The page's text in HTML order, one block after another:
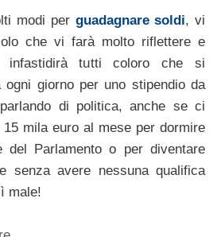
modi per guadagnare soldi, vi
che vi farà molto riflettere e
infastidirà tutti coloro che si
ogni giorno per uno stipendio da
di politica, anche se ci
mila euro al mese per dormire
del Parlamento o per diventare
senza avere nessuna qualifica
male!